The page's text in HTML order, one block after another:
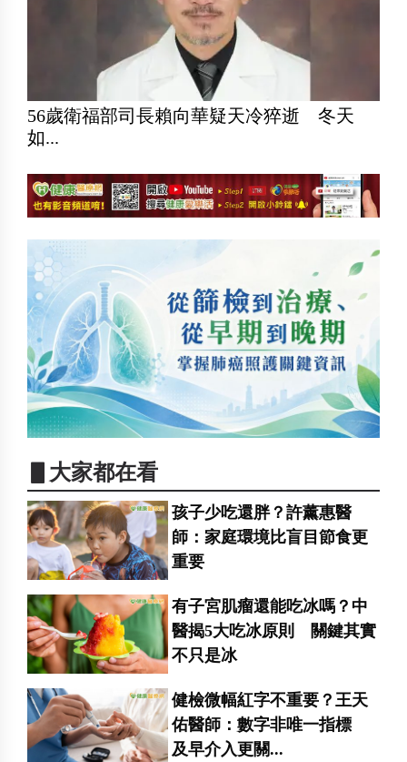
56歲衛福部司長賴向華疑天冷猝逝 冬天
如...
▋大家都在看
孩子少吃還胖？許薰惠醫
師：家庭環境比盲目節食更
重要
有子宮肌瘤還能吃冰嗎？中
醫揭5大吃冰原則 關鍵其實
不只是冰
健檢微幅紅字不重要？王天
佑醫師：數字非唯一指標
及早介入更關...